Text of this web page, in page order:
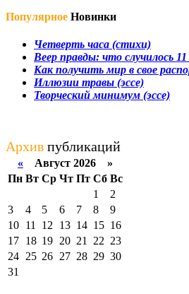
Популярное Новинки
Четверть часа (стихи)
Веер правды: что случилось
Как получить мир в свое
Иллюзии травы (эссе)
Творческий минимум (эссе)
Архив публикаций
« Август 2026 »
Пн Вт Ср Чт Пт Сб Вс
1
2
3
4 5 6 7 8
9
10 11 12 13 14 15 16
17 18 19 20 21 22 23
24 25 26 27 28 29 30
31